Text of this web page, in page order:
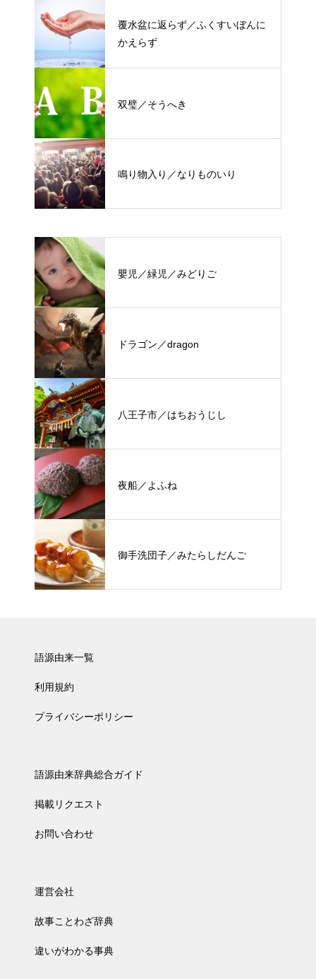
覆水盆に返らず／ふくすいぼんに
かえらず
双璧／そうへき
鳴り物入り／なりものいり
嬰児／緑児／みどりご
ドラゴン／dragon
八王子市／はちおうじし
夜船／よふね
御手洗団子／みたらしだんご
語源由来一覧
利用規約
プライバシーポリシー
語源由来辞典総合ガイド
掲載リクエスト
お問い合わせ
運営会社
故事ことわざ辞典
違いがわかる事典